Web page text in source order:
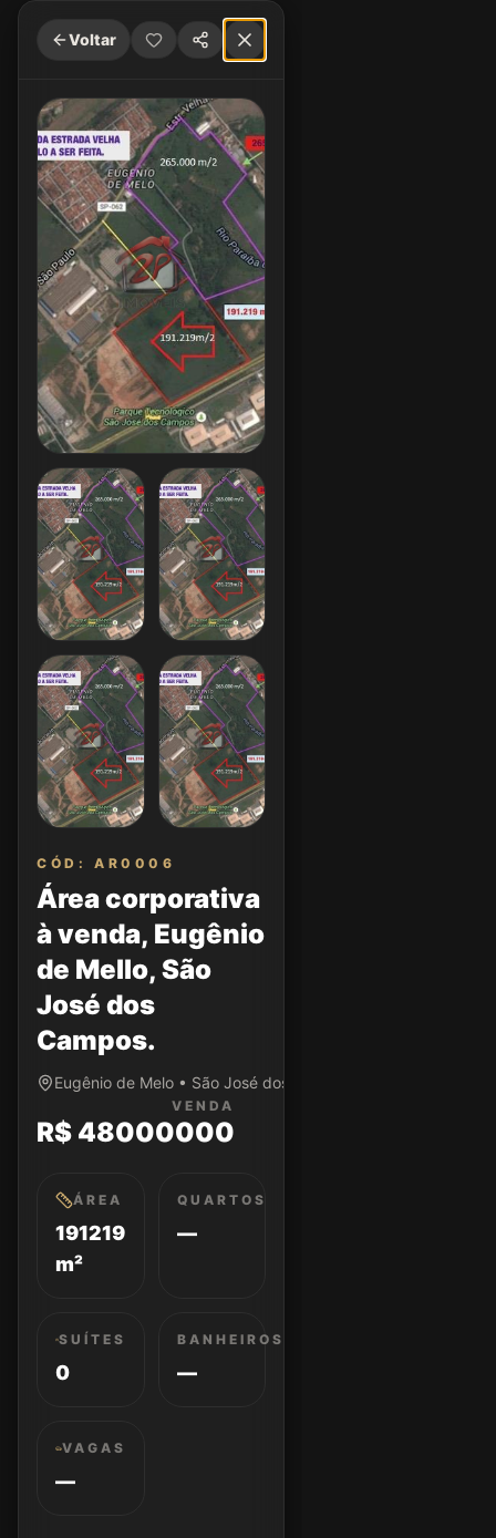
Voltar
CÓD: AR0006
Área corporativa
à venda, Eugênio
de Mello, São
José dos
Campos.
Eugênio de Melo • São José dos Campos/SP
VENDA
R$ 48000000
ÁREA
191219
m²
QUARTOS
—
SUÍTES
0
BANHEIROS
—
VAGAS
—